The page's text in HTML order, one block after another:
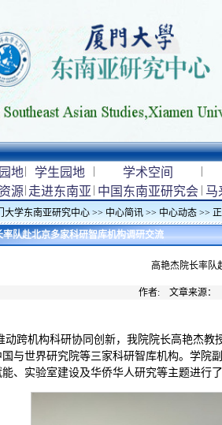
地| 学生园地 | 学术空间 |
源| 走进东南亚 | 中国东南亚研究会 | 马
大学东南亚研究中心 >> 中心简讯 >> 中心动态 >>
率队赴北京多家科研智库机构调研交流
高艳杰院长率队
作者: 文章来源：
动跨机构科研协同创新，我院院长高艳杰
与世界研究院等三家科研智库机构。学
、实验室建设及华侨华人研究等主题进行